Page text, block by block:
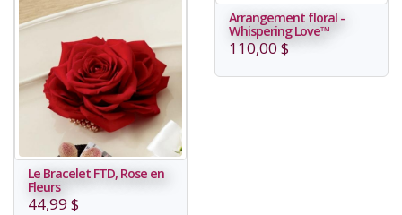
Le Bracelet FTD, Rose en
Fleurs
44,99 $
Arrangement floral -
Whispering Love™
110,00 $